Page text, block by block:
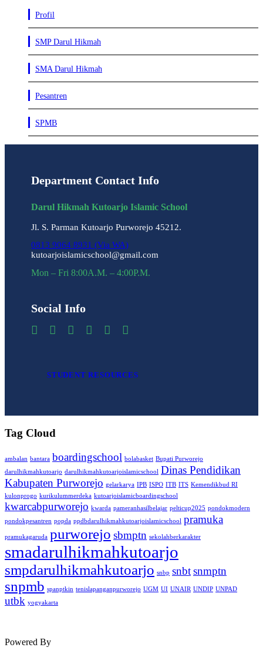
Profil
SMP Darul Hikmah
SMA Darul Hikmah
Pesantren
SPMB
Department Contact Info
Darul Hikmah Kutoarjo Islamic School
Jl. S. Parman Kutoarjo Purworejo 45212.
0813 9064 8931 (Via WA)
kutoarjoislamicschool@gmail.com
Mon – Fri 8:00A.M. – 4:00P.M.
Social Info
STUDENT RESOURCES
Tag Cloud
ambalan bantara boardingschool bolabasket Bupati Purworejo
darulhikmahkutoarjo darulhikmahkutoarjoislamicschool Dinas Pendidikan
Kabupaten Purworejo gelarkarya IPB ISPO ITB ITS Kemendikbud RI
kulonprogo kurikulummerdeka kutoarjoislamicboardingschool
kwarcabpurworejo kwarda pameranhasilbelajar pelticup2025 pondokmodern
pondokpesantren popda ppdbdarulhikmahkutoarjoislamicschool pramuka
pramukagaruda purworejo sbmptn sekolahberkarakter
smadarulhikmahkutoarjo
smpdarulhikmahkutoarjo snbp snbtsnmptn
snpmb spanptkin tenislapanganpurworejo UGM UI UNAIR UNDIP UNPAD
utbk yogyakarta
Powered By